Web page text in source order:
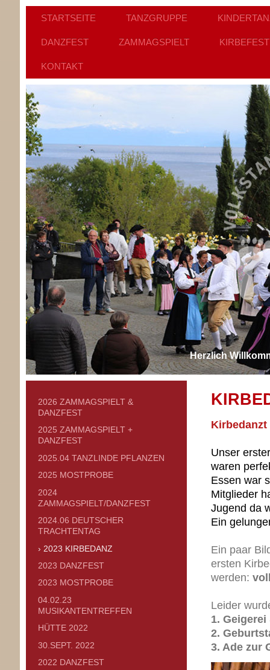
STARTSEITE TANZGRUPPE
DANZFEST ZAMMAGSPIELT KIRBEFEST
KONTAKT
Herzlich
Kirbedanzt
Unser
waren
Essen war
Mitglieder
Jugend da
Ein
Ein paar
ersten
werden:
Leider
1.
2.
3. Ade zur
2026 ZAMMAGSPIELT &
DANZFEST
2025 ZAMMAGSPIELT +
DANZFEST
2025.04 TANZLINDE PFLANZEN
2025 MOSTPROBE
2024
ZAMMAGSPIELT/DANZFEST
2024.06 DEUTSCHER
TRACHTENTAG
2023 KIRBEDANZ
2023 DANZFEST
2023 MOSTPROBE
04.02.23
MUSIKANTENTREFFEN
HÜTTE 2022
30.SEPT. 2022
2022 DANZFEST